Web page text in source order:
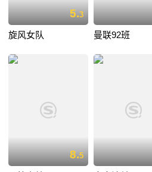
5.3
旋风女队 曼联92班
8.5